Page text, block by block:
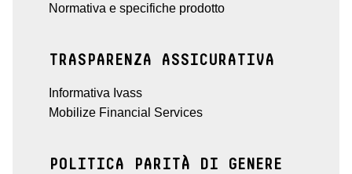
Normativa e specifiche prodotto
TRASPARENZA ASSICURATIVA
Informativa Ivass
Mobilize Financial Services
POLITICA PARITÀ DI GENERE